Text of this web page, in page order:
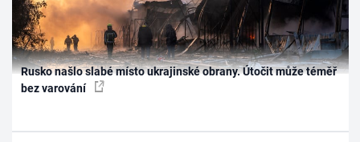
Rusko našlo slabé místo ukrajinské obrany. Útočit může téměř
bez varování